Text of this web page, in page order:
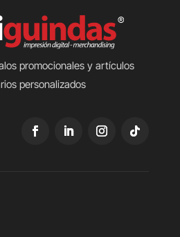
promocionales y artículos
personalizados